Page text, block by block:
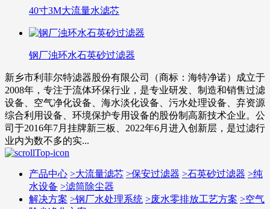
40寸3M大流量水滤芯
钢厂浊环水石英砂过滤器
新乡市利菲尔特滤器股份有限公司（商标：海特净诺）成立于
2008年，专注于流体环保行业，是专业研发、制造和销售过滤
设备、空气净化设备、海水淡化设备、污水处理设备、弃资源
综合利用设备、环境保护专用设备的股份制高新技术企业。公
司于2016年7月挂牌新三板、2022年6月进入创新层，是过滤行
业内为数不多的实...
产品中心 >大流量滤芯 >保安过滤器 >石英砂过滤器 >纯
水设备 >滤筒除尘器
解决方案 >钢厂水处理系统 >废水零排放工艺方案 >空气